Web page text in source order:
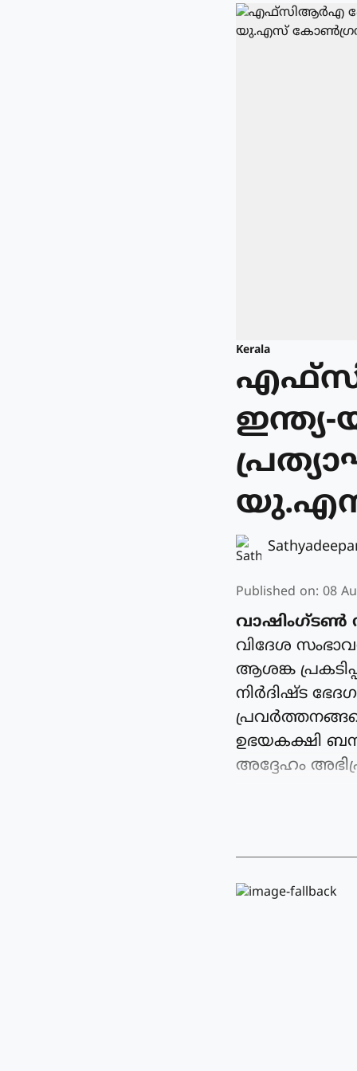
Kerala
Published on: 08
വാഷിംഗ്ടൺ
വിദേശ
ആശങ്ക
നിർദിഷ്ട
ഉഭയകക്ഷി
അദ്ദേഹം